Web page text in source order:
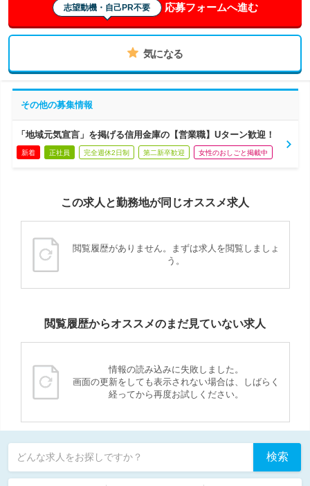
志望動機・自己PR不要 応募フォームへ進む
気になる
その他の募集情報
「地域元気宣言」を掲げる信用金庫の【営業職】Uターン歓迎！
新着 正社員 完全週休2日制 第二新卒歓迎 女性のおしごと掲載中
この求人と勤務地が同じオススメ求人
閲覧履歴がありません。まずは求人を閲覧しましょ
う。
閲覧履歴からオススメのまだ見ていない求人
情報の読み込みに失敗しました。
画面の更新をしても表示されない場合は、しばらく
経ってから再度お試しください。
どんな求人をお探しですか？ 検索